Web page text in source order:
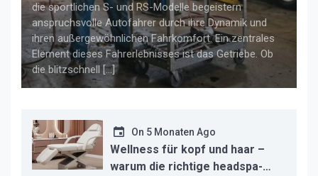
die sportlichen S- und RS-Modelle begeistern
anspruchsvolle Autofahrer durch ihre Dynamik und
ihren außergewöhnlichen Fahrkomfort. Ein zentrales
Element dieses Fahrerlebnisses ist das Getriebe. Ob
die blitzschnell […]
On 5 Monaten Ago
Wellness für kopf und haar –
warum die richtige headspa-